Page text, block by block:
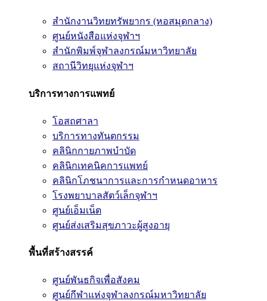
สำนักงานวิทยทรัพยากร (หอสมุดกลาง)
ศูนย์หนังสือแห่งจุฬาฯ
สำนักพิมพ์จุฬาลงกรณ์มหาวิทยาลัย
สถานีวิทยุแห่งจุฬาฯ
บริการทางการแพทย์
โอสถศาลา
บริการทางทันตกรรม
คลินิกกายภาพบำบัด
คลินิกเทคนิคการแพทย์
คลินิกโภชนาการและการกำหนดอาหาร
โรงพยาบาลสัตว์เล็กจุฬาฯ
ศูนย์เอ็มเน็ต
ศูนย์ส่งเสริมสุขภาวะผู้สูงอายุ
พื้นที่สร้างสรรค์
ศูนย์พันธกิจเพื่อสังคม
ศูนย์กีฬาแห่งจุฬาลงกรณ์มหาวิทยาลัย